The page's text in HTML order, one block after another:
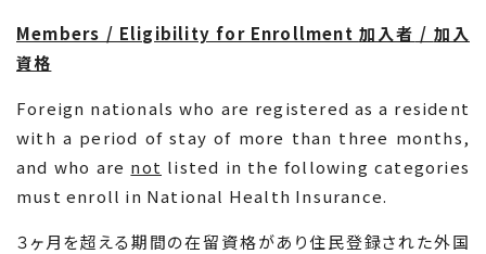
Members / Eligibility for Enrollment 加入者 / 加入
資格
Foreign nationals who are registered as a resident
with a period of stay of more than three months,
and who are not listed in the following categories
must enroll in National Health Insurance.
３ヶ月を超える期間の在留資格があり住民登録された外国